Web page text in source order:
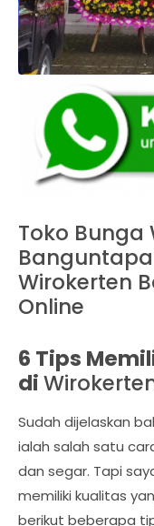
Toko Bunga
Wirokerten
Online
6 Tips
di
Sudah dijelaskan
ialah salah satu
dan segar. Tapi
memiliki kualitas
berikut beberapa